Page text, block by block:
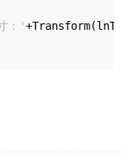
：'+